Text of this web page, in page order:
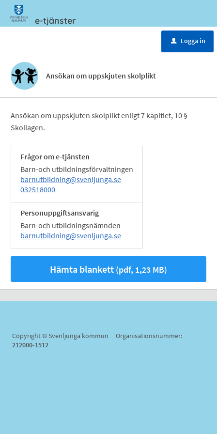
e-tjänster
u Logga in
Ansökan om uppskjuten skolplikt
Ansökan om uppskjuten skolplikt enligt 7 kapitlet, 10 §
Skollagen.
Frågor om e-tjänsten
Barn-och utbildningsförvaltningen
barnutbildning@svenljunga.se
032518000
Personuppgiftsansvarig
Barn-och utbildningsnämnden
barnutbildning@svenljunga.se
Hämta blankett (pdf, 1,23 MB)
Copyright © Svenljunga kommun Organisationsnummer:
212000-1512